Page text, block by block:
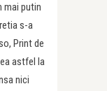
mai putin
s-a
Print de
astfel la
nici